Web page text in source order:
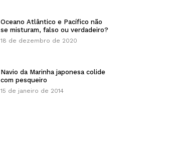
Oceano Atlântico e Pacífico não
se misturam, falso ou verdadeiro?
18 de dezembro de 2020
Navio da Marinha japonesa colide
com pesqueiro
15 de janeiro de 2014